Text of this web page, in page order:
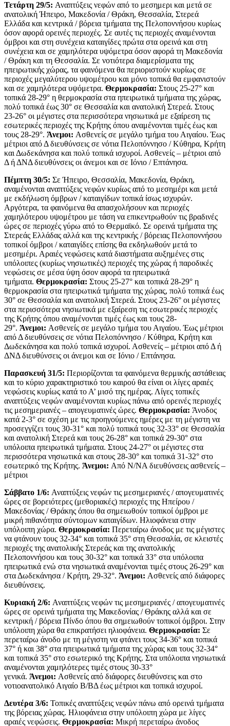
Τετάρτη 29/5: Αναπτύξεις νεφών από το μεσημερι και μετά σε
ανατολική Ήπειρο, Μακεδονία / Θράκη, Θεσσαλία, Στερεά
Ελλάδα και κεντρικά / βόρεια τμήματα της Πελοποννήσου κυρίως
όσον αφορά ορεινές περιοχές. Σε αυτές τις περιοχές αναμένονται
όμβροι και στη συνέχεια καταιγίδες πρώτα στα ορεινά και στη
συνέχεια και σε χαμηλότερα υψόμετρα όσον αφορά τη Μακεδονία
/ Θράκη και τη Θεσσαλία. Σε νοτιότερα διαμερίσματα της
ηπειρωτικής χώρας, τα φαινόμενα θα περιοριστούν κυρίως σε
περιοχές μεγαλύτερου υψομέτρου και μόνο τοπικά θα εμφανιστούν
και σε χαμηλότερα υψόμετρα. Θερμοκρασία: Στους 25-27° και
τοπικά 28-29° η θερμοκρασία στα ηπειρωτικά τμήματα της χώρας,
πολύ τοπικά έως 30° σε Θεσσαλία και ανατολική Στερεά. Στους
23-26° οι μέγιστες στα περισσότερα νησιωτικά με εξαίρεση τις
εσωτερικές περιοχές της Κρήτης όπου αναμένονται τιμές έως και
τους 28-29°. Άνεμοι: Ασθενείς σε μεγάλο τμήμα του Αιγαίου. Έως
μέτριοι από Δ διευθύνσεις σε νότια Πελοπόννησο / Κύθηρα, Κρήτη
και Δωδεκάνησα και πολύ τοπικά ισχυροί. Ασθενείς – μέτριοι από
Δ ή ΔΝΔ διευθύνσεις οι άνεμοι και σε Ιόνιο / Επτάνησα.
Πέμπτη 30/5: Σε Ήπειρο, Θεσσαλία, Μακεδονία, Θράκη,
αναμένονται αναπτύξεις νεφών κυρίως από το μεσημέρι και μετά
με εκδήλωση όμβρων / καταιγίδων τοπικά ίσως ισχυρών.
Αργότερα, τα φαινόμενα θα απασχολήσουν και περιοχές
χαμηλότερου υψομέτρου με τάση να επικεντρωθούν τις βραδινές
ώρες σε περιοχές γύρω από το Θερμαϊκό. Σε ορεινά τμήματα της
Στερεάς Ελλάδας αλλά και της κεντρικής / βόρειας Πελοποννήσου
τοπικοί όμβροι / καταιγίδες επίσης θα εκδηλωθούν μετά το
μεσημέρι. Αραιές νεφώσεις κατά διαστήματα αυξημένες στις
υπόλοιπες (κυρίως νησιωτικές) περιοχές της χώρας ή παροδικές
νεφώσεις σε μέσα ύψη όσον αφορά τα ηπειρωτικά
τμήματα. Θερμοκρασία: Στους 25-27° και τοπικά 28-29° η
θερμοκρασία στα ηπειρωτικά τμήματα της χώρας, πολύ τοπικά έως
30° σε Θεσσαλία και ανατολική Στερεά. Στους 23-26° οι μέγιστες
στα περισσότερα νησιωτικά με εξαίρεση τις εσωτερικές περιοχές
της Κρήτης όπου αναμένονται τιμές έως και τους 28-
29°. Άνεμοι: Ασθενείς σε μεγάλο τμήμα του Αιγαίου. Έως μέτριοι
από Δ διευθύνσεις σε νότια Πελοπόννησο / Κύθηρα, Κρήτη και
Δωδεκάνησα και πολύ τοπικά ισχυροί. Ασθενείς – μέτριοι από Δ ή
ΔΝΔ διευθύνσεις οι άνεμοι και σε Ιόνιο / Επτάνησα.
Παρασκευή 31/5: Περιορίζονται τα φαινόμενα θερμικής αστάθειας
και το κύριο χαρακτηριστικό του καιρού θα είναι οι λίγες αραιές
νεφώσεις κυρίως κατά το Α’ μισό της ημέρας. Λίγες τοπικές
αναπτύξεις νεφών αναμένονται κυρίως πάνω από ορεινές περιοχές
τις μεσημεριανές – απογευματινές ώρες. Θερμοκρασία: Άνοδος
κατά 2-3° σε σχέση με τις προηγούμενες ημέρες με τη μέγιστη να
προσεγγίζει τους 30-31° και πολύ τοπικά τους 32-33° σε Θεσσαλία
και ανατολική Στερεά και τους 26-28° και τοπικά 29-30° στα
υπόλοιπα ηπειρωτικά τμήματα. Στους 24-27° οι μέγιστες στα
περισσότερα νησιωτικά και στους 28-30° και τοπικά 31-32° στο
εσωτερικό της Κρήτης. Άνεμοι: Από Ν/ΝΑ διευθύνσεις ασθενείς –
μέτριοι
Σάββατο 1/6: Αναπτύξεις νεφών τις μεσημεριανές / απογευματινές
ώρες σε βορειότερες (μεθοριακές) περιοχές της Ηπείρου /
Μακεδονίας / Θράκης όπου θα σημειωθούν τοπικοί όμβροι με
μικρή πιθανότητα σύντομων καταιγίδων. Ηλιοφάνεια στην
υπόλοιπη χώρα. Θερμοκρασία: Περεταίρω άνοδος με τις μέγιστες
να φτάνουν τους 32-34° και τοπικά 35° στη Θεσσαλία, σε κλειστές
περιοχές της ανατολικής Στερεάς και της ανατολικής
Πελοποννήσου και τους 30-32° και τοπικά 33° στα υπόλοιπα
ηπειρωτικά ενώ στα νησιωτικά αναμένονται τιμές στους 26-29° και
στα Δωδεκάνησα / Κρήτη, 29-32°. Άνεμοι: Ασθενείς από διάφορες
διευθύνσεις.
Κυριακή 2/6: Αναπτύξεις νεφών τις μεσημεριανές / απογευματινές
ώρες σε ορεινά τμήματα της Μακεδονίας / Θράκης αλλά και σε
κεντρική / βόρεια Πίνδο όπου θα σημειωθούν τοπικοί όμβροι. Στην
υπόλοιπη χώρα θα επικρατήσει ηλιοφάνεια. Θερμοκρασία: Σε
περεταίρω άνοδο με τη μέγιστη να φτάνει τους 34-36° και τοπικά
37° ή και 38° στα ηπειρωτικά τμήματα της χώρας και τους 32-34°
και τοπικά 35° στο εσωτερικό της Κρήτης. Στα υπόλοιπα νησιωτικά
αναμένονται χαμηλότερες τιμές στους 30-33°
γενικά. Άνεμοι: Ασθενείς από διάφορες διευθύνσεις και στο
νοτιοανατολικό Αιγαίο Β/ΒΔ έως μέτριοι και τοπικά ισχυροί.
Δευτέρα 3/6: Τοπικές αναπτύξεις νεφών πάνω από ορεινά τμήματα
της βόρειας χώρας. Ηλιοφάνεια στην υπόλοιπη χώρα με λίγες
αραιές νεφώσεις. Θερμοκρασία: Μικρή περεταίρω άνοδος